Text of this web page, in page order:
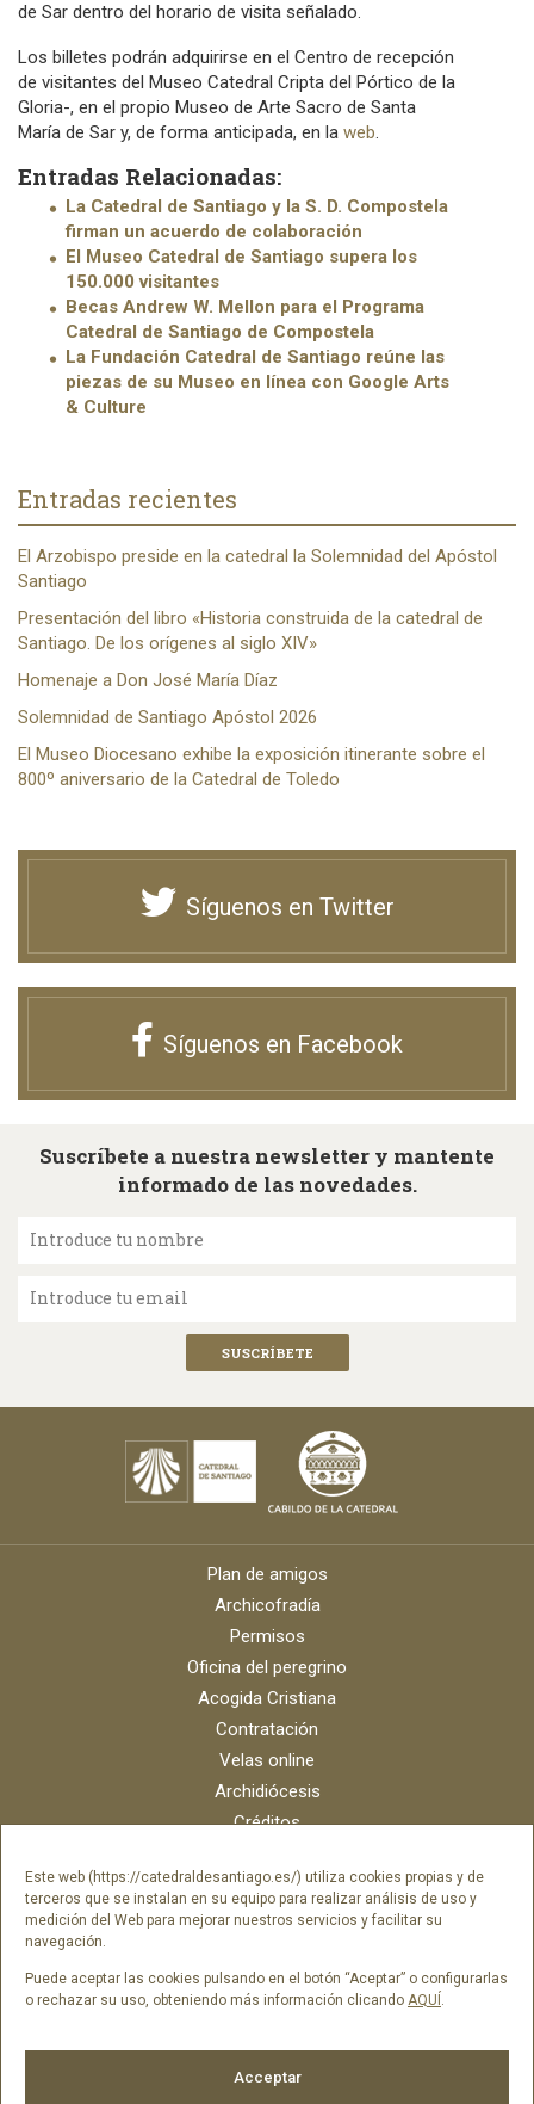
Este web (https://catedraldesantiago.es/) utiliza cookies propias y de
terceros que se instalan en su equipo para realizar análisis de uso y
medición del Web para mejorar nuestros servicios y facilitar su
navegación.
Puede aceptar las cookies pulsando en el botón “Aceptar” o configurarlas
o rechazar su uso, obteniendo más información clicando AQUÍ.
Acceptar
de Sar dentro del horario de visita señalado.
Los billetes podrán adquirirse en el Centro de recepción
de visitantes del Museo Catedral Cripta del Pórtico de la
Gloria-, en el propio Museo de Arte Sacro de Santa
María de Sar y, de forma anticipada, en la web
Entradas Relacionadas:
La Catedral de Santiago y la S. D. Compostela
firman un acuerdo de colaboración
El Museo Catedral de Santiago supera los
150.000 visitantes
Becas Andrew W. Mellon para el Programa
Catedral de Santiago de Compostela
La Fundación Catedral de Santiago reúne las
piezas de su Museo en línea con Google Arts
& Culture
Entradas recientes
El Arzobispo preside en la catedral la Solemnidad del Apóstol
Santiago
Presentación del libro «Historia construida de la catedral de
Santiago. De los orígenes al siglo XIV»
Homenaje a Don José María Díaz
Solemnidad de Santiago Apóstol 2026
El Museo Diocesano exhibe la exposición itinerante sobre el
800º aniversario de la Catedral de Toledo
Síguenos en Twitter
Síguenos en Facebook
Suscríbete a nuestra newsletter y mantente
informado de las novedades.
Introduce tu nombre
Introduce tu email
Plan de amigos
Archicofradía
Permisos
Oficina del peregrino
Acogida Cristiana
Contratación
Velas online
Archidiócesis
Créditos
Contacto
Portal del empleado SAMI Catedral